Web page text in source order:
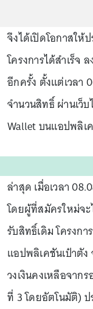
จึงได้เปิดโอกาสให้
โครงการได้สำเร็จ
อีกครั้ง ตั้งแต่เวลา
จำนวนสิทธิ์ ผ่านเว็
Wallet บนแอปพลิเ
ล่าสุด เมื่อเวลา
โดยผู้ที่สมัครใหม่จ
รับสิทธิ์เดิม โครงกา
แอปพลิเคชันเป๋าตั
วงเงินคงเหลือจาก
ที่ 3 โดยอัตโนมัติ) ป